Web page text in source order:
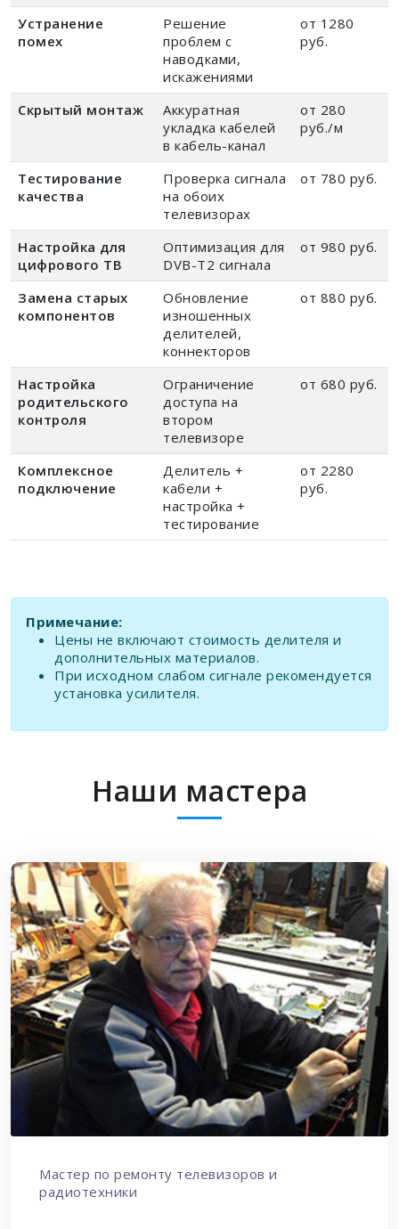
Устранение
помех
Решение
проблем с
наводками,
искажениями
от 1280
руб.
Скрытый монтаж
Аккуратная
укладка кабелей
в кабель-канал
от 280
руб./м
Тестирование
качества
Проверка сигнала
на обоих
телевизорах
от 780 руб.
Настройка для
цифрового ТВ
Оптимизация для
DVB-T2 сигнала
от 980 руб.
Замена старых
компонентов
Обновление
изношенных
делителей,
коннекторов
от 880 руб.
Настройка
родительского
контроля
Ограничение
доступа на
втором
телевизоре
от 680 руб.
Комплексное
подключение
Делитель +
кабели +
настройка +
тестирование
от 2280
руб.
Примечание:
Цены не включают стоимость делителя и
дополнительных материалов.
При исходном слабом сигнале рекомендуется
установка усилителя.
Наши мастера
Мастер по ремонту телевизоров и
радиотехники